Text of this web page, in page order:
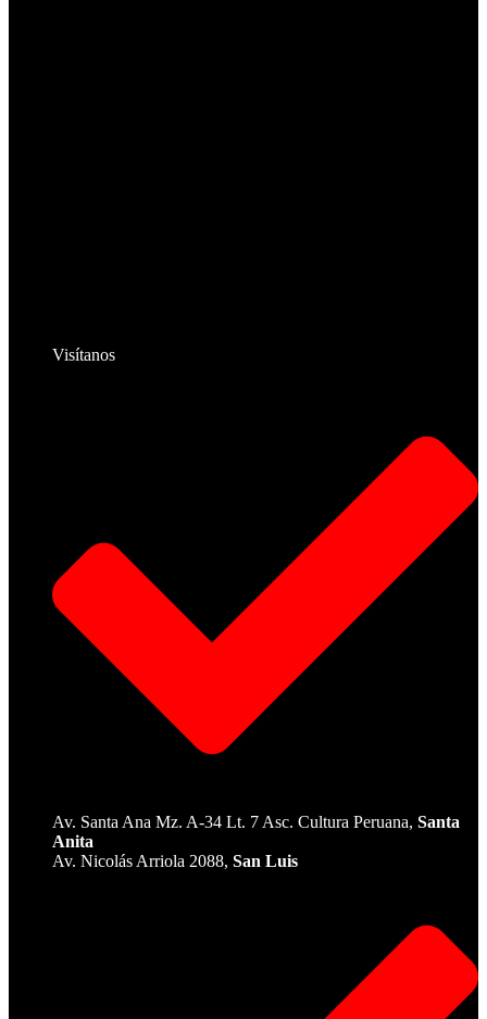
Visítanos
Av. Santa Ana Mz. A-34 Lt. 7 Asc. Cultura Peruana, Santa
Anita
Av. Nicolás Arriola 2088, San Luis